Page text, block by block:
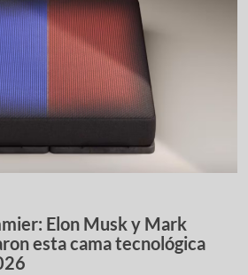
Elon Musk y Mark
esta cama tecnológica